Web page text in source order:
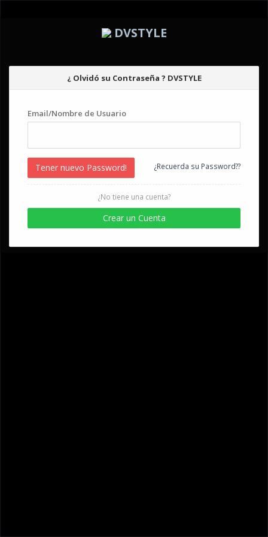
DVSTYLE
¿ Olvidó su Contraseña ? DVSTYLE
Email/Nombre de Usuario
¿Recuerda su Password??
Tener nuevo Password!
¿No tiene una cuenta?
Crear un Cuenta